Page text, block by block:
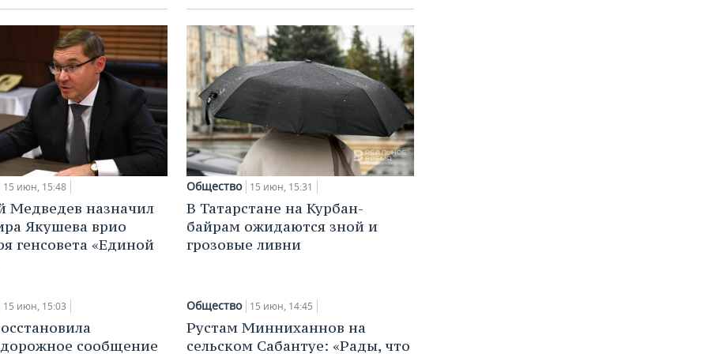
15 июн, 15:48
Медведев назначил
Якушева врио
генсовета «Единой
Общество 15 июн, 15:31
В Татарстане на Курбан-
байрам ожидаются зной и
грозовые ливни
15 июн, 15:03
сообщение
Общество 15 июн, 14:45
Рустам Минниханнов на
сельском Сабантуе: «Рады, что